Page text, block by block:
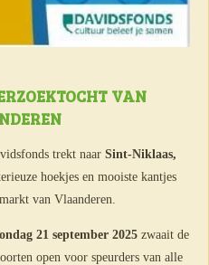
VAN
trekt naar Sint-Niklaas,
hoekjes en mooiste kantjes
van Vlaanderen.
21 september 2025 zwaait de
open voor speurders van alle